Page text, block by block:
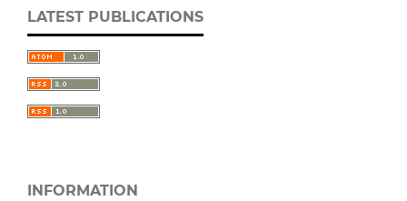
LATEST PUBLICATIONS
INFORMATION